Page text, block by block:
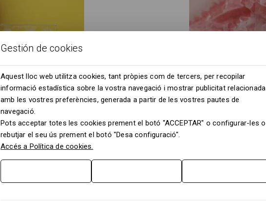
Gestión de cookies
Aquest lloc web utilitza cookies, tant pròpies com de tercers, per recopilar
informació estadística sobre la vostra navegació i mostrar publicitat relacionada
amb les vostres preferències, generada a partir de les vostres pautes de
navegació.
Pots acceptar totes les cookies prement el botó "ACCEPTAR" o configurar-les o
rebutjar el seu ús prement el botó "Desa configuració".
Accés a Política de cookies.